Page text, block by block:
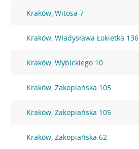
Kraków, Witosa 7
Kraków, Władysława Łokietka 136
Kraków, Wybickiego 10
Kraków, Zakopiańska 105
Kraków, Zakopiańska 105
Kraków, Zakopiańska 62